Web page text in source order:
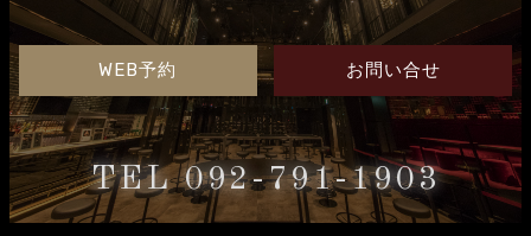
WEB予約 お問い合せ
TEL 092-791-1903